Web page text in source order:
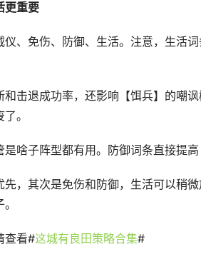
更重要
仪、免伤、防御、生活。注意，生活
和击退成功率，还影响【饵兵】的嘲
。
啥子阵型都有用。防御词条直接提高
，其次是免伤和防御，生活可以稍
查看#这城有良田策略合集#